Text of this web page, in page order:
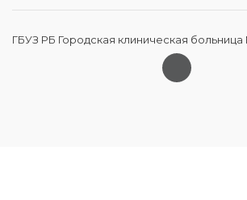
ГБУЗ РБ Городская клиническая